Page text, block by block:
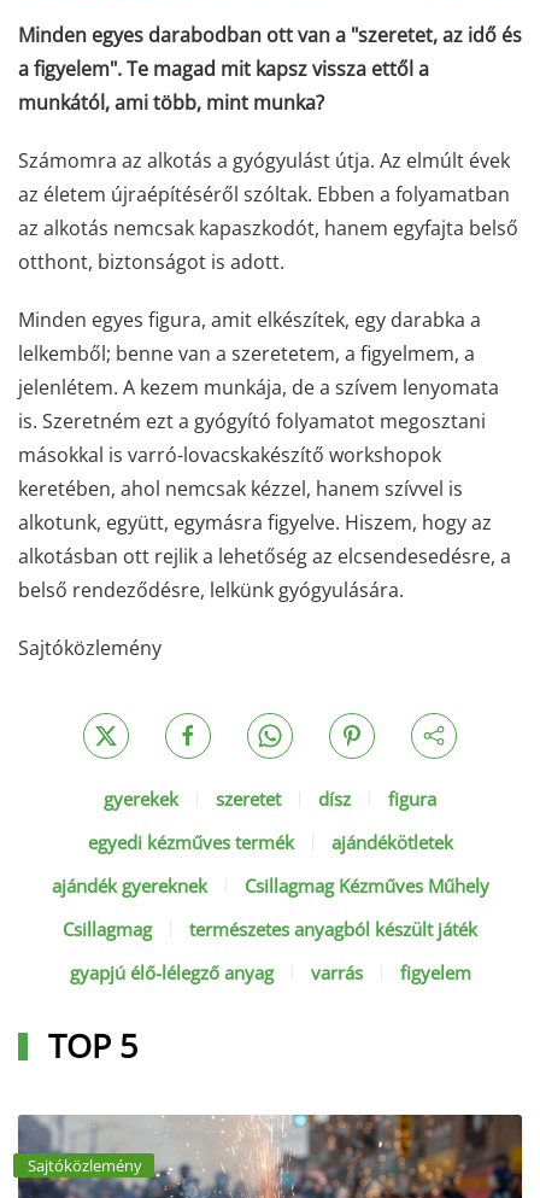
Minden egyes darabodban ott van a "szeretet, az idő és
a figyelem". Te magad mit kapsz vissza ettől a
munkától, ami több, mint munka?
Számomra az alkotás a gyógyulást útja. Az elmúlt évek
az életem újraépítéséről szóltak. Ebben a folyamatban
az alkotás nemcsak kapaszkodót, hanem egyfajta belső
otthont, biztonságot is adott.
Minden egyes figura, amit elkészítek, egy darabka a
lelkemből; benne van a szeretetem, a figyelmem, a
jelenlétem. A kezem munkája, de a szívem lenyomata
is. Szeretném ezt a gyógyító folyamatot megosztani
másokkal is varró-lovacskakészítő workshopok
keretében, ahol nemcsak kézzel, hanem szívvel is
alkotunk, együtt, egymásra figyelve. Hiszem, hogy az
alkotásban ott rejlik a lehetőség az elcsendesedésre, a
belső rendeződésre, lelkünk gyógyulására.
Sajtóközlemény
gyerekek szeretet dísz
figura
egyedi kézműves termék
ajándékötletek
ajándék gyereknek
Csillagmag Kézműves Műhely
Csillagmag
természetes anyagból készült játék
gyapjú élő-lélegző anyag
varrás figyelem
TOP 5
Sajtóközlemény